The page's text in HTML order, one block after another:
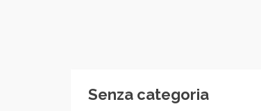
Senza categoria